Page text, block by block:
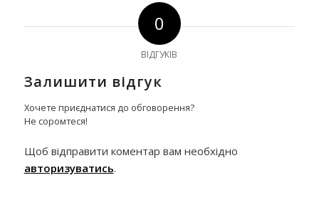
0
ВІДГУКІВ
Залишити відгук
Хочете приєднатися до обговорення?
Не соромтеся!
Щоб відправити коментар вам необхідно
авторизуватись.